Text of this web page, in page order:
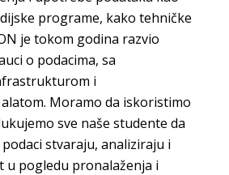
programe, kako tehničke
je tokom godina razvio
o podacima, sa
i
Moramo da iskoristimo
sve naše studente da
stvaraju, analiziraju i
u pogledu pronalaženja i